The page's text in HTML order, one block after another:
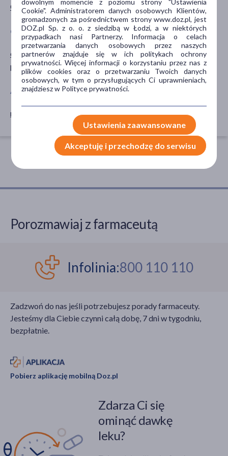
Gadżety erotyczne
CZĘŚĆ CIAŁA
okolice intymne
pochwa
SPOSÓB APLIKACJI
dopochwowe
AKCESORIA
masażer
Porozmawiaj z farmaceutą
Infolinia:800 110 110
Zadzwoń do nas jeśli potrzebujesz porady farmaceuty.
Jesteśmy dla Ciebie czynni całą dobę, 7 dni w tygodniu,
bezpłatnie.
Pobierz aplikację mobilną Doz.pl
Zdarza Ci się
ominąć dawkę
leku?
Cookie". Administratorem danych osobowych Klientów,
gromadzonych za pośrednictwem strony www.doz.pl, jest
DOZ.pl Sp. z o. o. z siedzibą w Łodzi, a w niektórych
przypadkach nasi Partnerzy. Informacja o celach
przetwarzania danych osobowych przez naszych
partnerów znajduje się w ich politykach ochrony
prywatności. Więcej informacji o korzystaniu przez nas z
plików cookies oraz o przetwarzaniu Twoich danych
osobowych, w tym o przysługujących Ci uprawnieniach,
znajdziesz w Polityce prywatności.
Ustawienia zaawansowane
Akceptuję i przechodzę do serwisu